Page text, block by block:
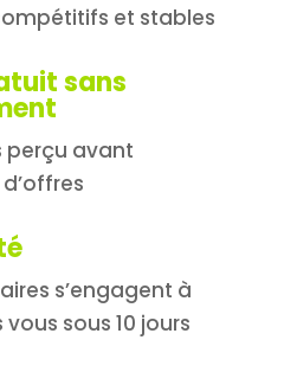
et stables
sans
perçu avant
s’engagent à
vous sous 10 jours